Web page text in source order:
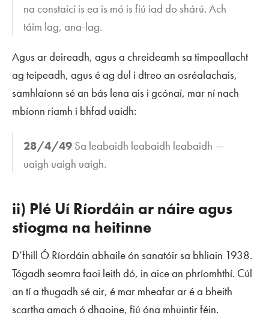
na constaicí is ea is mó is fiú iad do shárú. Ach
táim lag, ana-lag.
Agus ar deireadh, agus a chreideamh sa timpeallacht
ag teipeadh, agus é ag dul i dtreo an osréalachais,
samhlaíonn sé an bás lena ais i gcónaí, mar ní nach
mbíonn riamh i bhfad uaidh:
28/4/49 Sa leabaidh leabaidh leabaidh —
uaigh uaigh uaigh.
ii) Plé Uí Ríordáin ar náire agus
stiogma na heitinne
D’fhill Ó Ríordáin abhaile ón sanatóir sa bhliain 1938.
Tógadh seomra faoi leith dó, in aice an phríomhthí. Cúl
an tí a thugadh sé air, é mar mheafar ar é a bheith
scartha amach ó dhaoine, fiú óna mhuintir féin.